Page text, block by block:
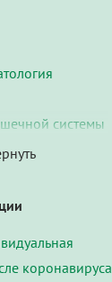
системы
коронавируса